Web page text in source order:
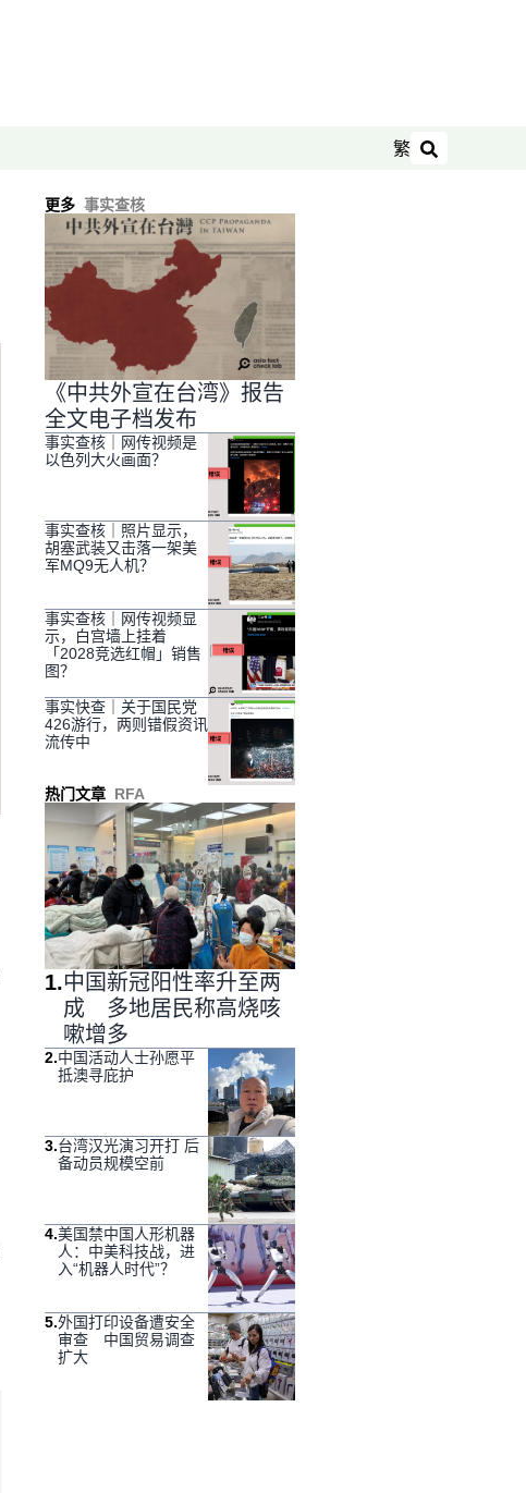
繁
搜索
更多 事实查核
《中共外宣在台湾》报告
全文电子档发布
事实查核｜网传视频是
以色列大火画面？
事实查核｜照片显示，
胡塞武装又击落一架美
军MQ9无人机？
事实查核｜网传视频显
示，白宫墙上挂着
「2028竞选红帽」销售
图？
事实快查｜关于国民党
426游行，两则错假资讯
流传中
热门文章 RFA
1.中国新冠阳性率升至两
成 多地居民称高烧咳
嗽增多
2.中国活动人士孙愿平
抵澳寻庇护
3.台湾汉光演习开打 后
备动员规模空前
4.美国禁中国人形机器
人：中美科技战，进
入“机器人时代”？
5.外国打印设备遭安全
审查 中国贸易调查
扩大